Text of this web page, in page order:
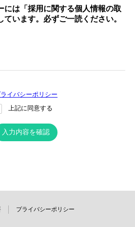
には「採用に関する個人情報の取
います。必ずご一読ください。
イバシーポリシー
上記に同意する
入力内容を確認
プライバシーポリシー